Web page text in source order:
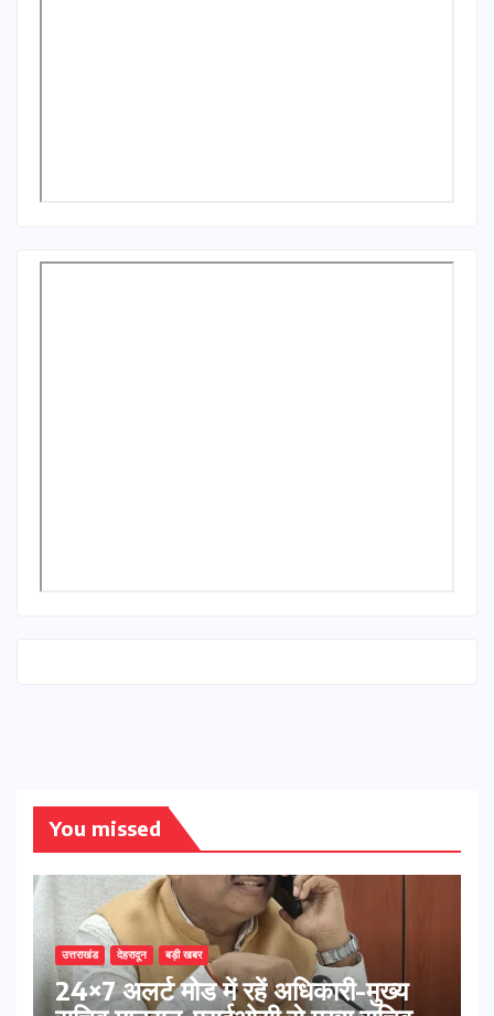
You missed
उत्तराखंड देहरादून बड़ी खबर
24×7 अलर्ट मोड में रहें अधिकारी-मुख्य